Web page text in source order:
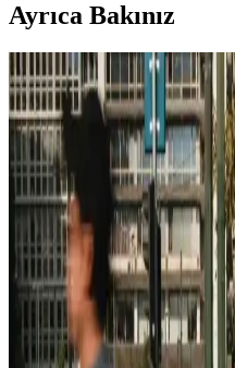
Ayrıca Bakınız
Casper En Yeni Modeli
Özellikler
Casper’ın en yeni modeli
markanın genel ürün özellikleri
bilgiler sunuyoruz. Güncel
Casper Via X45 Akıllı
Kullanıcı Deneyimleri
Casper Via X45 modeli
fiyatlı ve temel kullanım odaklı
Tasarım, performans ve
içerir.